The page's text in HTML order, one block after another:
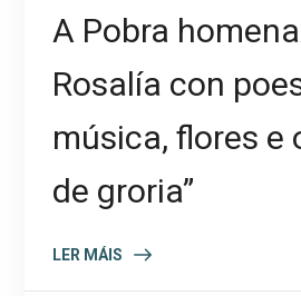
A Pobra
Rosalía con
música, flores e
de groria”
LER MÁIS